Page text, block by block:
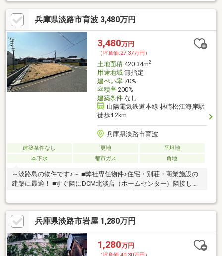
兵庫県淡路市育波 3,480万円
3,480万円
（坪単価:27.37万円）
土地面積420.34m2
用途地域無指定
建ぺい率70%
容積率200%
建築条件なし
山陽電気鉄道本線 林崎松江海岸駅
徒歩4.2km
兵庫県淡路市育波
建築条件なし 更地
平坦地
本下水
都市ガス 角地
～淡路島の物件です♪～ ■弊社専任物件♪住宅・別荘・商業施設の
建築に最適！ ■すぐ隣にDCM北淡店（ホームセンター）隣接して
兵庫県淡路市岩屋 1,280万円
1,280万円